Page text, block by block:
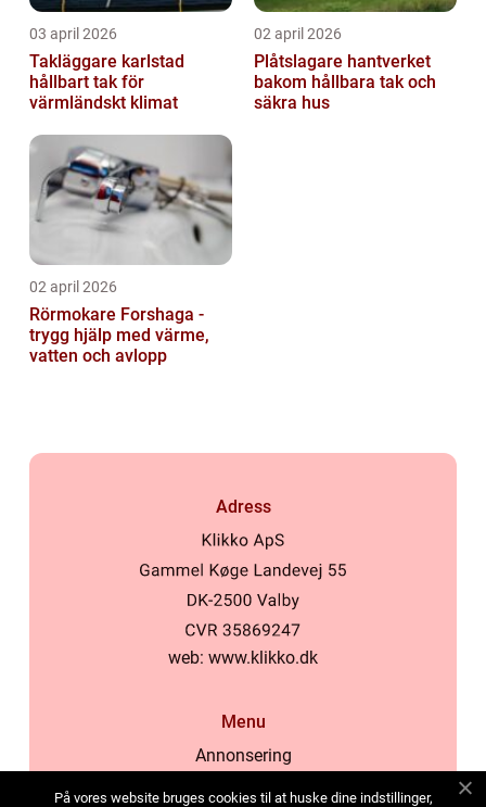
03 april 2026
Takläggare karlstad
hållbart tak för
värmländskt klimat
02 april 2026
Plåtslagare hantverket
bakom hållbara tak och
säkra hus
02 april 2026
Rörmokare Forshaga -
trygg hjälp med värme,
vatten och avlopp
Adress
web: www.klikko.dk
Menu
Annonsering
På vores website bruges cookies til at huske dine indstillinger,